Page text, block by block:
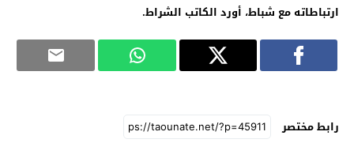
ارتباطاته مع شباط، أورد الكاتب الشراط.
رابط مختصر